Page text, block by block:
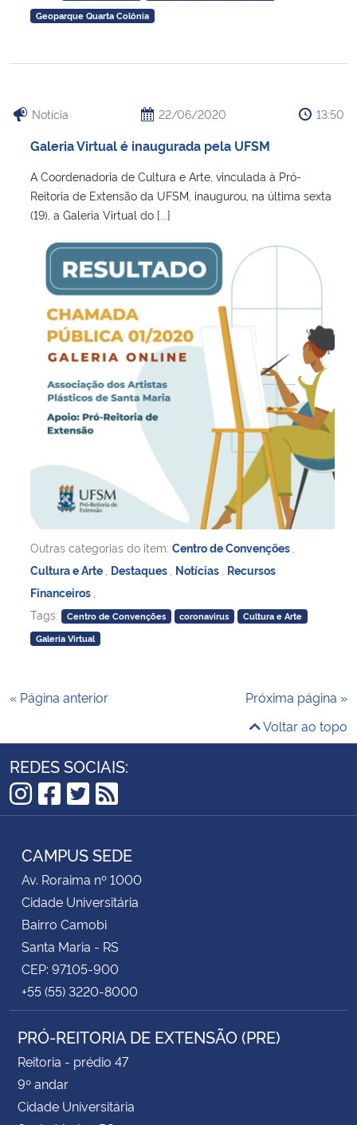
Geoparque Quarta Colônia
Notícia 22/06/2020 13:50
Galeria Virtual é inaugurada pela UFSM
A Coordenadoria de Cultura e Arte, vinculada à Pró-
Reitoria de Extensão da UFSM, inaugurou, na última sexta
(19), a Galeria Virtual do [...]
Outras categorias do item: Centro de Convenções
Cultura e Arte Destaques Notícias Recursos
Financeiros
Tags:
Centro de Convenções coronavirus
Cultura e Arte
Galeria Virtual
« Página anterior
Próxima página »
Voltar ao topo
REDES SOCIAIS:
Instagram
Facebook
Twitter
RSS
CAMPUS SEDE
Av. Roraima nº 1000
Cidade Universitária
Bairro Camobi
Santa Maria - RS
CEP: 97105-900
+55 (55) 3220-8000
PRÓ-REITORIA DE EXTENSÃO (PRE)
Reitoria - prédio 47
9º andar
Cidade Universitária